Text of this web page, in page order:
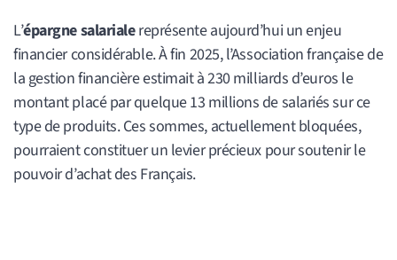
L’épargne salarialereprésente aujourd’hui un enjeu
financier considérable. À fin 2025, l’Association française de
la gestion financière estimait à 230 milliards d’euros le
montant placé par quelque 13 millions de salariés sur ce
type de produits. Ces sommes, actuellement bloquées,
pourraient constituer un levier précieux pour soutenir le
pouvoir d’achat des Français.